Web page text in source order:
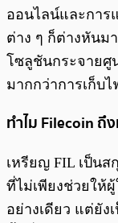
ออนไลน์และการ
ต่าง ๆ ก็ต่างหันม
โซลูชันกระจายศู
มากกว่าการเก็บ
ทำไม Filecoin ถึ
เหรียญ FIL เป็นส
ที่ไม่เพียงช่วยให้
อย่างเดียว แต่ยัง